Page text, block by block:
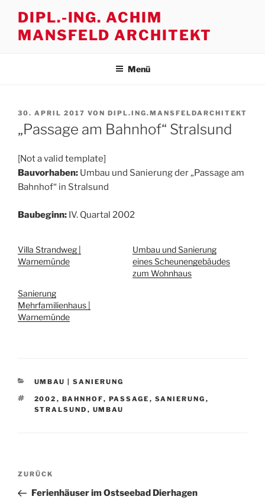
Inhalt
springen
DIPL.-ING. ACHIM
MANSFELD ARCHITEKT
Menü
VERÖFFENTLICHT
AM
30. APRIL 2017 VON DIPL.ING.MANSFELDARCHITEKT
„Passage am Bahnhof“ Stralsund
[Not a valid template]
Bauvorhaben: Umbau und Sanierung der „Passage am
Bahnhof“ in Stralsund
Baubeginn: IV. Quartal 2002
Villa Strandweg |
Warnemünde
Umbau und Sanierung
eines Scheunengebäudes
zum Wohnhaus
Sanierung
Mehrfamilienhaus |
Warnemünde
KATEGORIEN
UMBAU | SANIERUNG
SCHLAGWÖRTER
2002 , BAHNHOF, PASSAGE , SANIERUNG ,
STRALSUND , UMBAU
Beitragsnavigation
Vorheriger
Beitrag
ZURÜCK
Ferienhäuser im Ostseebad Dierhagen